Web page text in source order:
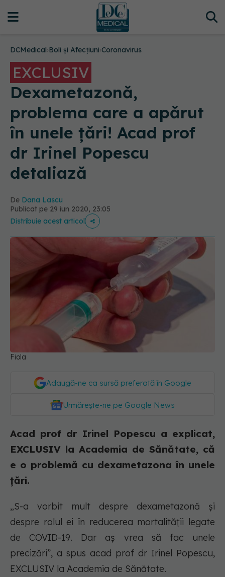
DCMedical›Boli și Afecțiuni›Coronavirus
EXCLUSIV
Dexametazonă,
problema care a apărut
în unele țări! Acad prof
dr Irinel Popescu
detaliază
De Dana Lascu
Publicat pe 29 iun 2020, 23:05
Distribuie acest articol
Fiola
Adaugă-ne ca sursă preferată în Google
Urmărește-ne pe Google News
Acad prof dr Irinel Popescu a explicat,
EXCLUSIV la Academia de Sănătate, că
e o problemă cu dexametazona în unele
țări.
„S-a vorbit mult despre dexametazonă și
despre rolul ei în reducerea mortalității legate
de COVID-19. Dar aș vrea să fac unele
precizări”, a spus acad prof dr Irinel Popescu,
EXCLUSIV la Academia de Sănătate.